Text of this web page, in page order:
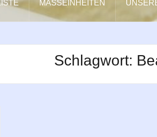
MASSEINHEITEN
Schlagwort: